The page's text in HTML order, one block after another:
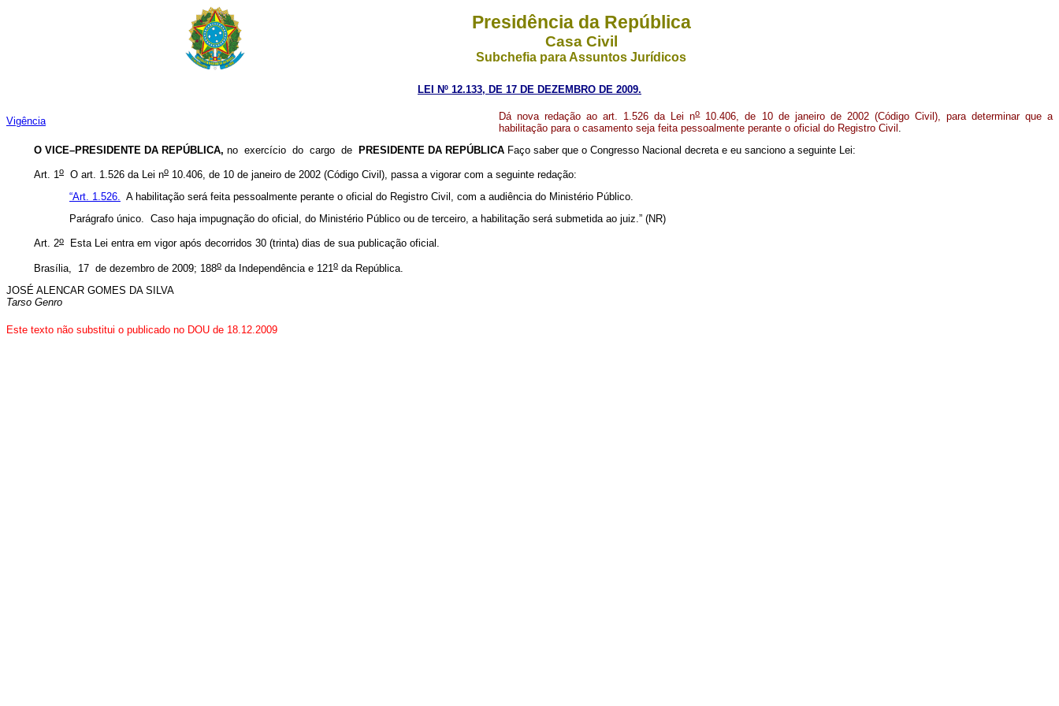
Presidência da República
Casa Civil
Subchefia para Assuntos Jurídicos
LEI Nº 12.133, DE 17 DE DEZEMBRO DE 2009.
Vigência Dá nova redação ao art. 1.526 da Lei no10.406, de 10 de janeiro de 2002 (Código Civil), para determinar que a
habilitação para o casamento seja feita pessoalmente perante o oficial do Registro Civil .
O VICE–PRESIDENTE DA REPÚBLICA, no exercício do cargo de PRESIDENTE DA REPÚBLICA Faço saber que o Congresso Nacional decreta e eu sanciono a seguinte Lei:
Art. 1o O art. 1.526 da Lei no 10.406, de 10 de janeiro de 2002 (Código Civil), passa a vigorar com a seguinte redação:
“Art. 1.526. A habilitação será feita pessoalmente perante o oficial do Registro Civil, com a audiência do Ministério Público.
Parágrafo único. Caso haja impugnação do oficial, do Ministério Público ou de terceiro, a habilitação será submetida ao juiz.” (NR)
Art. 2o Esta Lei entra em vigor após decorridos 30 (trinta) dias de sua publicação oficial.
Brasília, 17 de dezembro de 2009; 188o da Independência e 121o da República.
JOSÉ ALENCAR GOMES DA SILVA
Tarso Genro
Este texto não substitui o publicado no DOU de 18.12.2009